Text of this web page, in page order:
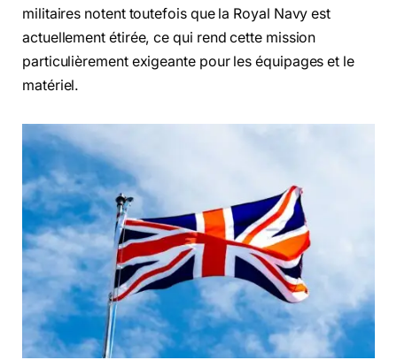
militaires notent toutefois que la Royal Navy est
actuellement étirée, ce qui rend cette mission
particulièrement exigeante pour les équipages et le
matériel.